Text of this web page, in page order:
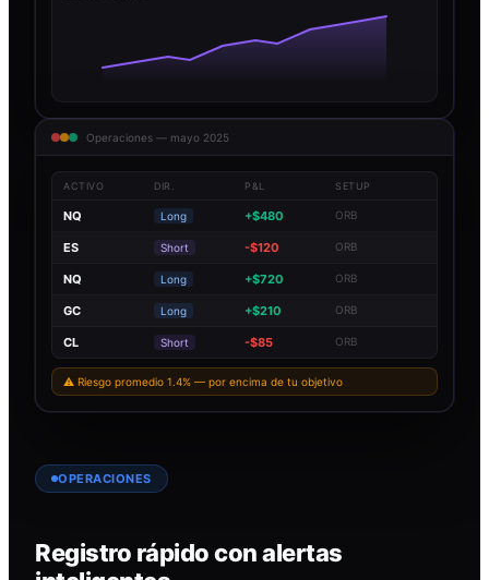
Operaciones — mayo 2025
ACTIVO DIR. P&L SETUP
NQ Long +$480 ORB
ES Short -$120 ORB
NQ Long +$720 ORB
GC Long +$210 ORB
CL Short -$85 ORB
⚠ Riesgo promedio 1.4% — por encima de tu objetivo
OPERACIONES
Registro rápido con alertas